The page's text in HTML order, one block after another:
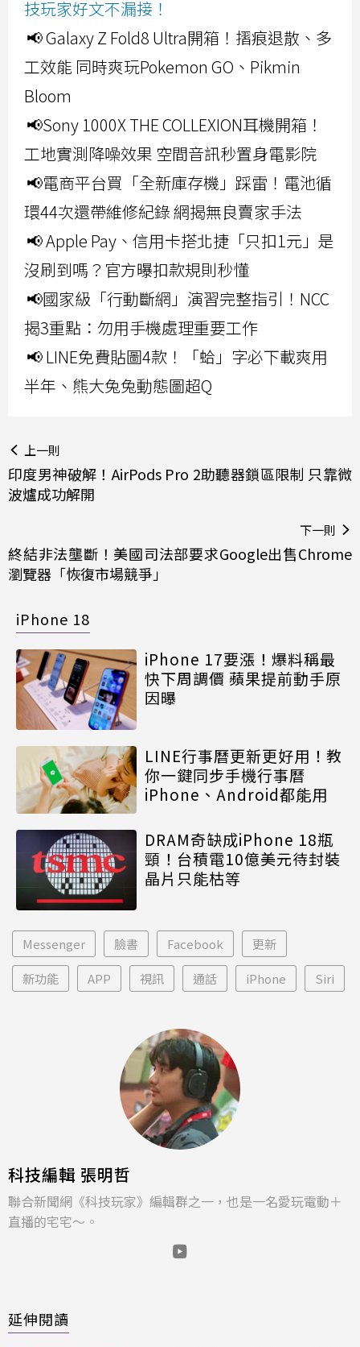
技玩家好文不漏接！
📢 Galaxy Z Fold8 Ultra開箱！摺痕退散、多
工效能 同時爽玩Pokemon GO、Pikmin
Bloom
📢Sony 1000X THE COLLEXION耳機開箱！
工地實測降噪效果 空間音訊秒置身電影院
📢電商平台買「全新庫存機」踩雷！電池循
環44次還帶維修紀錄 網揭無良賣家手法
📢 Apple Pay、信用卡搭北捷「只扣1元」是
沒刷到嗎？官方曝扣款規則秒懂
📢國家級「行動斷網」演習完整指引！NCC
揭3重點：勿用手機處理重要工作
📢 LINE免費貼圖4款！「蛤」字必下載爽用
半年、熊大兔兔動態圖超Q
上一則
印度男神破解！AirPods Pro 2助聽器鎖區限制 只靠微
波爐成功解開
下一則
終結非法壟斷！美國司法部要求Google出售Chrome
瀏覽器「恢復市場競爭」
iPhone 18
iPhone 17要漲！爆料稱最
快下周調價 蘋果提前動手原
因曝
LINE行事曆更新更好用！教
你一鍵同步手機行事曆
iPhone、Android都能用
DRAM奇缺成iPhone 18瓶
頸！台積電10億美元待封裝
晶片只能枯等
Messenger 臉書 Facebook 更新
新功能 APP 視訊 通話 iPhone Siri
科技編輯 張明哲
聯合新聞網《科技玩家》編輯群之一，也是一名愛玩電動＋
直播的宅宅～。
延伸閱讀